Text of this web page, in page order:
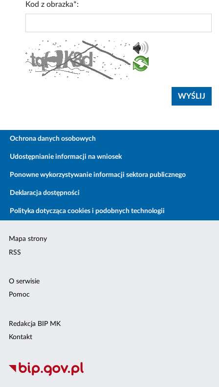
Kod z obrazka*:
Ochrona danych osobowych
Udostępnianie informacji na wniosek
Ponowne wykorzystywanie informacji sektora publicznego
Deklaracja dostępności
Polityka dotycząca cookies i podobnych technologii
Mapa strony
RSS
O serwisie
Pomoc
Redakcja BIP MK
Kontakt